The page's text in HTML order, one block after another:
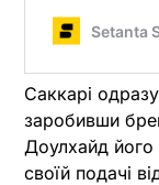
Саккарі
заробивши
Доулхайд його
своїй подачі